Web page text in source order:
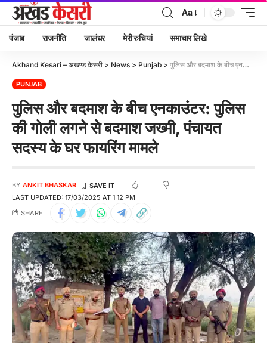
Aa
पंजाब राजनीति जालंधर मेरी रुचियां समाचार लिखे
Akhand Kesari – अखण्ड केसरी > News > Punjab > पुलिस और बदमाश के बीच एनकाउंटर: पुलिस की गोली लगने से बदमाश जख्मी, पंचायत सदस्य के घर फायरिंग मामले
PUNJAB
पुलिस और बदमाश के बीच एनकाउंटर: पुलिस
की गोली लगने से बदमाश जख्मी, पंचायत
सदस्य के घर फायरिंग मामले
LAST UPDATED: 17/03/2025 AT 1:12 PM
BY ANKIT BHASKAR
SHARE